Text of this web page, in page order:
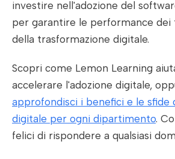
investire nell'adozione del
per garantire le performance dei
della trasformazione digitale.
Scopri come Lemon Learning
accelerare l'adozione digitale,
approfondisci i benefici e le sfide
digitale per ogni dipartimento.
felici di rispondere a qualsiasi